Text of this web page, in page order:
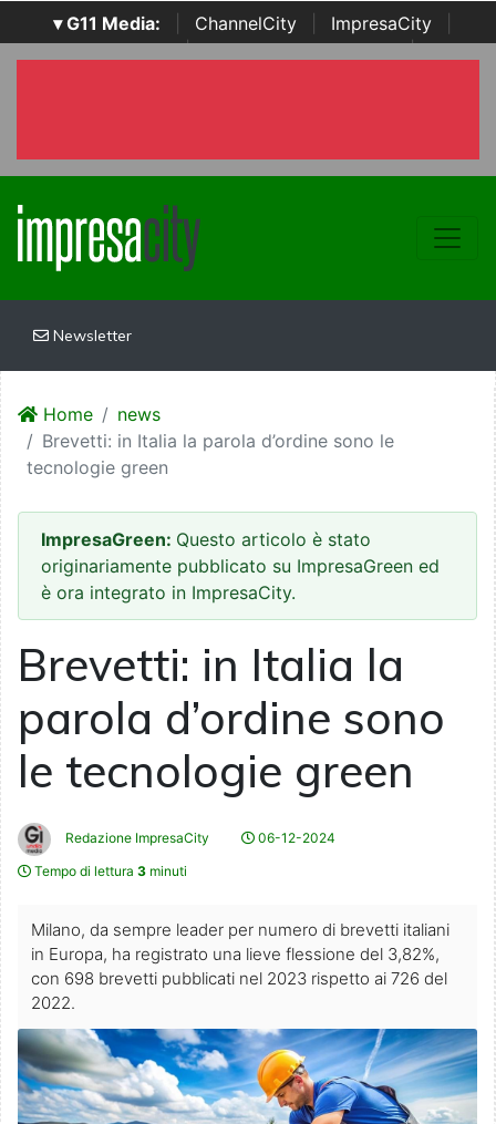
▾ G11 Media: ChannelCity ImpresaCity
SecurityOpenLab | Italian Channel Awards | Italian
Newsletter
Home
news
Brevetti: in Italia la parola d’ordine sono le
tecnologie green
ImpresaGreen: Questo articolo è stato
originariamente pubblicato su ImpresaGreen ed
è ora integrato in ImpresaCity.
Brevetti: in Italia la
parola d’ordine sono
le tecnologie green
Redazione ImpresaCity
06-12-2024
Tempo di lettura 3 minuti
Milano, da sempre leader per numero di brevetti italiani
in Europa, ha registrato una lieve flessione del 3,82%,
con 698 brevetti pubblicati nel 2023 rispetto ai 726 del
2022.